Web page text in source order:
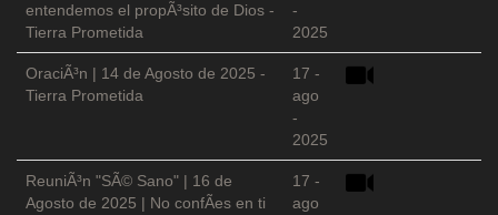
entendemos el propÃ³sito de Dios -
Tierra Prometida
-
2025
OraciÃ³n | 14 de Agosto de 2025 -
Tierra Prometida
17 -
ago
-
2025
ReuniÃ³n "SÃ© Sano" | 16 de
Agosto de 2025 | No confÃ­es en ti
17 -
ago